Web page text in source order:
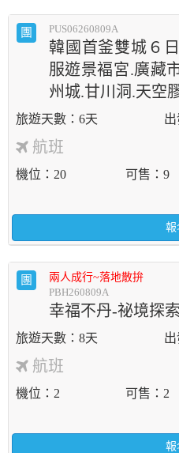
團 PUS06260809A
韓國首釜雙城６
服遊景褔宮.廣藏
州城.甘川洞.天空
6天
航班
機位 20 可售 9
報
團
兩人成行~落地散拚
PBH260809A
幸福不丹-祕境探
8天
航班
機位 2 可售 2
報